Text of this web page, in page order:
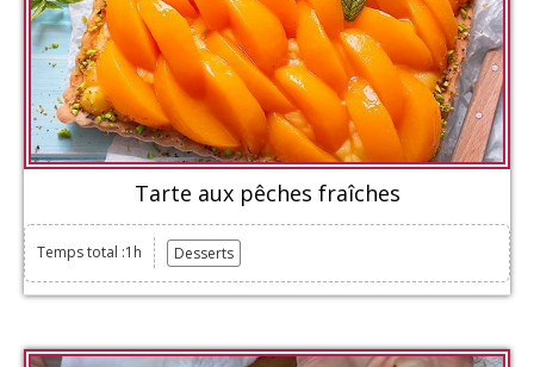
Tarte aux pêches fraîches
Temps total :1h Desserts